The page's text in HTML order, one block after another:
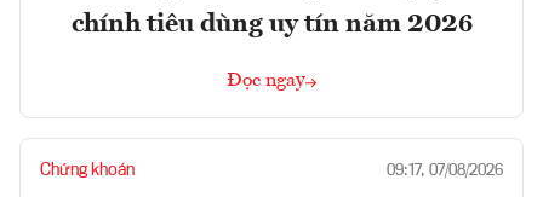
chính tiêu dùng uy tín năm 2026
Đọc ngay
Chứng khoán 09:17, 07/08/2026